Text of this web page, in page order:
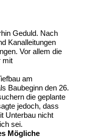
Geduld. Nach
Kanalleitungen
Vor allem die
mit
am
Baubeginn den 26.
die geplante
jedoch, dass
Unterbau nicht
sei.
Mögliche